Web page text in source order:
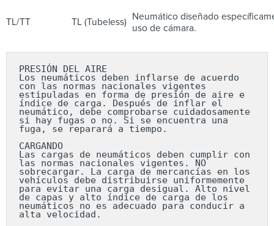
TL/TT TL (Tubeless) Neumático diseñado
uso de cámara.
PRESIÓN DEL AIRE
Los neumáticos deben inflarse de acuerdo
con las normas nacionales vigentes
estipuladas en forma de presión de aire e
índice de carga. Después de inflar el
neumático, debe comprobarse cuidadosamente
si hay fugas o no. Si se encuentra una
fuga, se reparará a tiempo.
CARGANDO
Las cargas de neumáticos deben cumplir con
las normas nacionales vigentes. NO
sobrecargar. La carga de mercancías en los
vehículos debe distribuirse uniformemente
para evitar una carga desigual. Alto nivel
de capas y alto índice de carga de los
neumáticos no es adecuado para conducir a
alta velocidad.